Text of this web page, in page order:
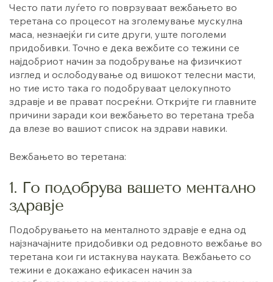
Често пати луѓето го поврзуваат вежбањето во
теретана со процесот на зголемување мускулна
маса, незнаејќи ги сите други, уште поголеми
придобивки. Точно е дека вежбите со тежини се
најдобриот начин за подобрување на физичкиот
изглед и ослободување од вишокот телесни масти,
но тие исто така го подобруваат целокупното
здравје и ве прават посреќни. Откријте ги главните
причини заради кои вежбањето во теретана треба
да влезе во вашиот список на здрави навики.
Вежбањето во теретана:
1. Го подобрува вашето ментално
здравје
Подобрувањето на менталното здравје е една од
најзначајните придобивки од редовното вежбање во
теретана кои ги истакнува науката. Вежбањето со
тежини е докажано ефикасен начин за